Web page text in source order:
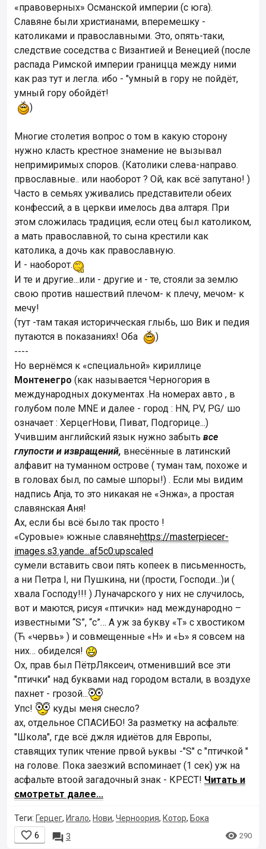
«правоверных» Османской империи (с юга).
Славяне были христианами, вперемешку -
католиками и православными. Это, опять-таки,
следствие соседства с Византией и Венецией (после
распада Римской империи границца между ними
как раз тут и легла. ибо - "умный в гору не пойдёт,
умный гору обойдёт!
)
Многие столетия вопрос о том в какую сторону
нужно класть крестное знамение не вызывал
непримиримых споров. (Католики слева-направо.
првославные.. или наоборот ? Ой, как всё запутано! )
Часто в семьях уживались представители обеих
конфессий, а в церкви имелось два алтаря. При
этом сложилась традиция, если отец был католиком,
а мать православной, то сына крестили как
католика, а дочь как православную.
И - наоборот.
И те и другие...или - другие и - те, стояли за землю
свою против нашествий плечом- к плечу, мечом- к
мечу!
(тут -там такая историчческая глыбь, шо Вик и педия
путаются в показаниях! Оба
)
----
Но вернёмся к «специальной» кириллице
Монтенегро (как называется Черногория в
международных документах .На номерах авто , в
голубом поле MNE и далее - город : HN, PV, PG/ шо
означает : ХерцегНови, Пиват, Подгорице...)
Учившим английский язык нужно забыть все
глупости и извращений, внесённые в латинский
алфавит на туманном острове ( туман там, похоже и
в головах был, по самые шпоры!) . Если мы видим
надпись Anja, то это никакая не «Энжа», а простая
славянская Аня!
Ах, если бы всё было так просто !
«Суровые» южные славянеhttps://masterpiecer-
images.s3.yande...af5c0:upscaled
сумели вставить свои пять копеек в письменность,
а ни Петра I, ни Пушкина, ни (прости, Господи...)и (
хвала Господу!!! ) Луначарского у них не случилось,
вот и маются, рисуя «птички» над международно –
известными “S”, “c”… А уж за букву «Т» с хвостиком
(Ћ «червь» ) и совмещенные «Н» и «Ь» я совсем на
них… обиделся!
Ох, прав был ПётрЛяксеич, отменивший все эти
"птички" над буквами над городом встали, в воздухе
пахнет - грозой...
Упс!
куды меня снесло?
ах, отдельное СПАСИБО! За разметку на асфальте:
"Школа", где всё джля идиётов для Европы,
ставящих тупик чтение првой ьуквы -"S" с "птичкой "
на голове. Пока заезжий вспоминает (1 сек) уж на
асфальте втоой загадочный знак - КРЕСТ! Читать и
смотретьт далее...
Теги: Герцег, Игало, Нови, Черноория, Котор, Бока
 6  3  290